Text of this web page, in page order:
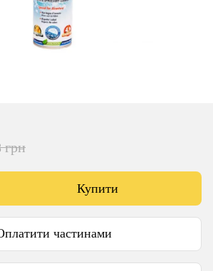
грн
Купити
частинами